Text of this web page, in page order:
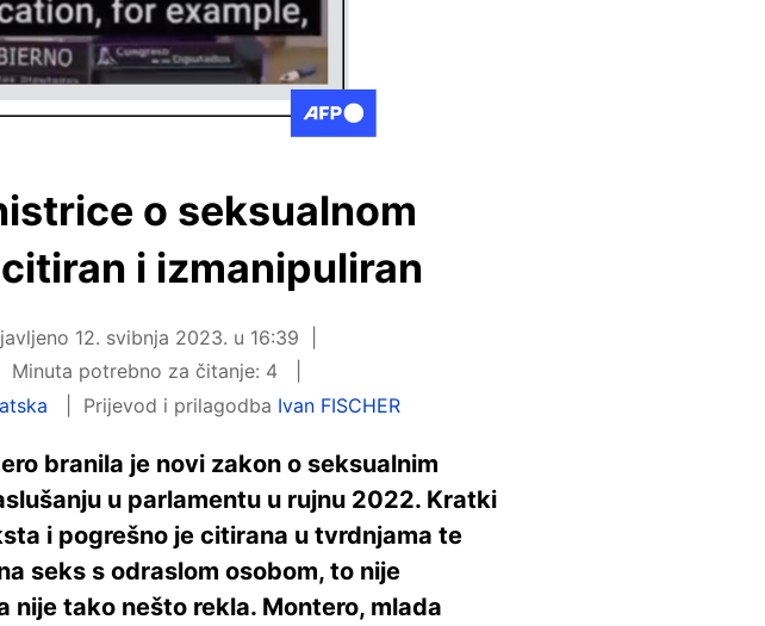
o seksualnom
i izmanipuliran
12. svibnja 2023. u 16:39
Minuta potrebno za čitanje: 4
Prijevod i prilagodba Ivan FISCHER
branila je novi zakon o seksualnim
u parlamentu u rujnu 2022. Kratki
i pogrešno je citirana u tvrdnjama te
seks s odraslom osobom, to nije
nije tako nešto rekla. Montero, mlada